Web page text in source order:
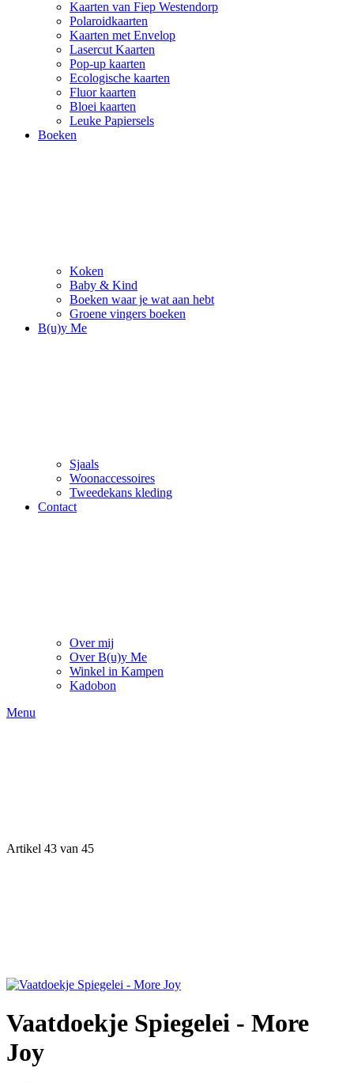
Kaarten van Fiep Westendorp
Polaroidkaarten
Kaarten met Envelop
Lasercut Kaarten
Pop-up kaarten
Ecologische kaarten
Fluor kaarten
Bloei kaarten
Leuke Papiersels
Boeken
Koken
Baby & Kind
Boeken waar je wat aan hebt
Groene vingers boeken
B(u)y Me
Sjaals
Woonaccessoires
Tweedekans kleding
Contact
Over mij
Over B(u)y Me
Winkel in Kampen
Kadobon
Menu
Artikel 43 van 45
Vaatdoekje Spiegelei - More
Joy